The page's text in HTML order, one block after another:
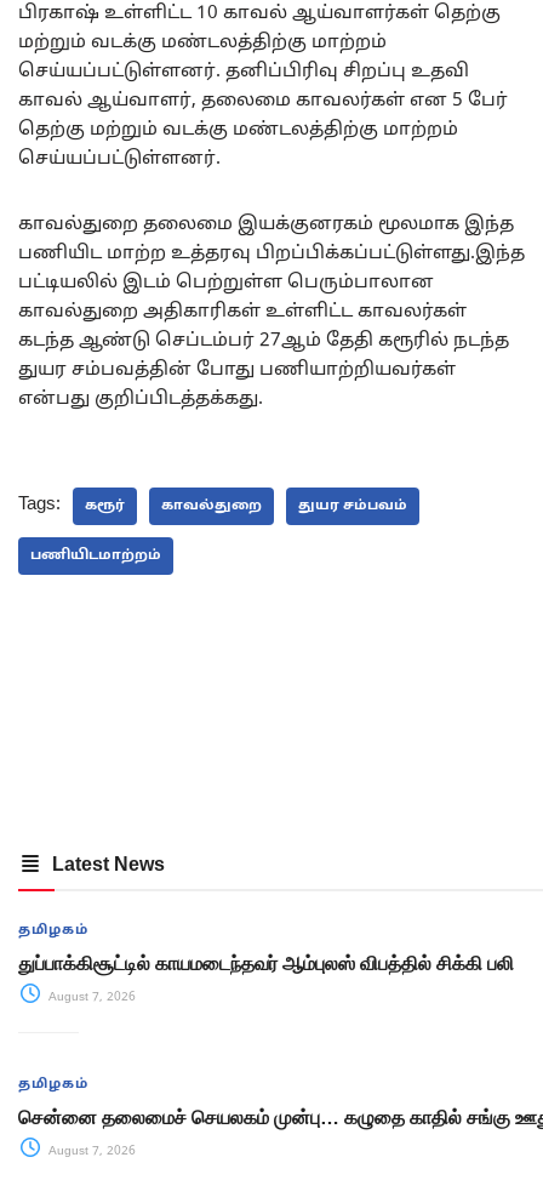
பிரகாஷ் உள்ளிட்ட 10 காவல் ஆய்வாளர்கள் தெற்கு
மற்றும் வடக்கு மண்டலத்திற்கு மாற்றம்
செய்யப்பட்டுள்ளனர். தனிப்பிரிவு சிறப்பு உதவி
காவல் ஆய்வாளர், தலைமை காவலர்கள் என 5 பேர்
தெற்கு மற்றும் வடக்கு மண்டலத்திற்கு மாற்றம்
செய்யப்பட்டுள்ளனர்.
காவல்துறை தலைமை இயக்குனரகம் மூலமாக இந்த
பணியிட மாற்ற உத்தரவு பிறப்பிக்கப்பட்டுள்ளது.இந்த
பட்டியலில் இடம் பெற்றுள்ள பெரும்பாலான
காவல்துறை அதிகாரிகள் உள்ளிட்ட காவலர்கள்
கடந்த ஆண்டு செப்டம்பர் 27ஆம் தேதி கரூரில் நடந்த
துயர சம்பவத்தின் போது பணியாற்றியவர்கள்
என்பது குறிப்பிடத்தக்கது.
Tags: கரூர் காவல்துறை துயர சம்பவம்
பணியிடமாற்றம்
Latest News
தமிழகம்
துப்பாக்கிசூட்டில் காயமடைந்தவர் ஆம்புலஸ் விபத்தில் சிக்கி பலி
August 7, 2026
தமிழகம்
சென்னை தலைமைச் செயலகம் முன்பு… கழுதை காதில் சங்கு
August 7, 2026